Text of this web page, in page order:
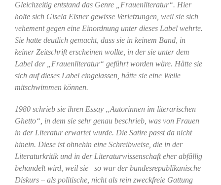
Gleichzeitig entstand das Genre „Frauenliteratur“. Hier
holte sich Gisela Elsner gewisse Verletzungen, weil sie sich
vehement gegen eine Einordnung unter dieses Label wehrte.
Sie hatte deutlich gemacht, dass sie in keinem Band, in
keiner Zeitschrift erscheinen wollte, in der sie unter dem
Label der „Frauenliteratur“ geführt worden wäre. Hätte sie
sich auf dieses Label eingelassen, hätte sie eine Weile
mitschwimmen können.
1980 schrieb sie ihren Essay „Autorinnen im literarischen
Ghetto“, in dem sie sehr genau beschrieb, was von Frauen
in der Literatur erwartet wurde. Die Satire passt da nicht
hinein. Diese ist ohnehin eine Schreibweise, die in der
Literaturkritik und in der Literaturwissenschaft eher abfällig
behandelt wird, weil sie– so war der bundesrepublikanische
Diskurs – als politische, nicht als rein zweckfreie Gattung